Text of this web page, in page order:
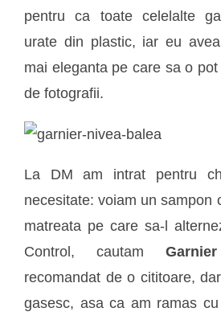
pentru ca toate celelalte
urate din plastic, iar eu
mai eleganta pe care sa o
de fotografii.
La DM am intrat pentru
necesitate: voiam un sampon
matreata pe care sa-l
Control, cautam Garnier
recomandat de o cititoare,
gasesc, asa ca am ramas cu